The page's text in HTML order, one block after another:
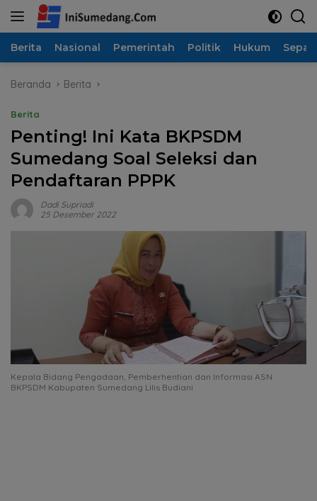
Langsung
Berita Nasional Pemerintah Politik Hukum
Beranda Berita
Berita
Penting! Ini Kata BKPSDM
Sumedang Soal Seleksi dan
Pendaftaran PPPK
Dadi Supriadi
25 Desember 2022
Kepala Bidang Pengadaan, Pemberhentian dan Informasi ASN
BKPSDM Kabupaten Sumedang Lilis Budiani